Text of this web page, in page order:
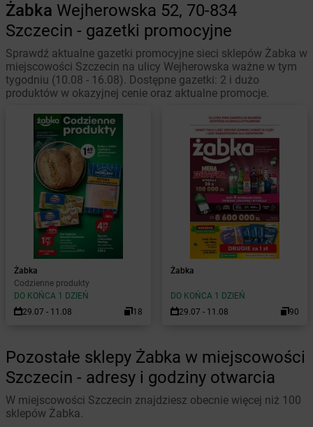
Żabka Wejherowska 52, 70-834
Szczecin - gazetki promocyjne
Sprawdź aktualne gazetki promocyjne sieci sklepów Żabka w
miejscowości Szczecin na ulicy Wejherowska ważne w tym
tygodniu (10.08 - 16.08). Dostępne gazetki: 2 i dużo
produktów w okazyjnej cenie oraz aktualne promocje.
Żabka
Codzienne produkty
DO KOŃCA 1 DZIEŃ
29.07 - 11.08
18
Żabka
DO KOŃCA 1 DZIEŃ
29.07 - 11.08
90
Pozostałe sklepy Żabka w miejscowości
Szczecin - adresy i godziny otwarcia
W miejscowości Szczecin znajdziesz obecnie więcej niż 100
sklepów Żabka.